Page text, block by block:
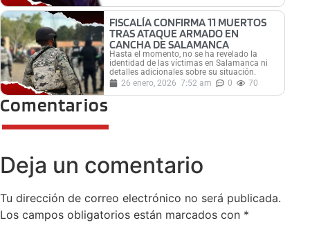
FISCALÍA CONFIRMA 11 MUERTOS
TRAS ATAQUE ARMADO EN
CANCHA DE SALAMANCA
Hasta el momento, no se ha revelado la
identidad de las víctimas en Salamanca ni
detalles adicionales sobre su situación.
26 enero, 2026 7:52 am 0 70
Comentarios
Deja un comentario
Tu dirección de correo electrónico no será publicada.
Los campos obligatorios están marcados con *